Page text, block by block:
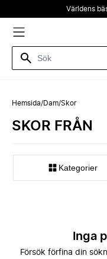
Världens
Hemsida/Dam/Skor
SKOR FRÅN
Kategorier
Inga
Försök förfina din